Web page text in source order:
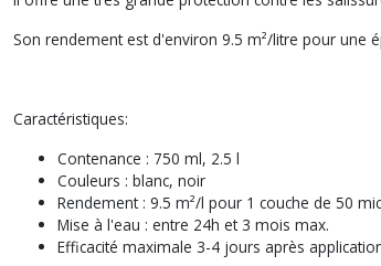
Son rendement est d'environ 9.5 m²/litre pour une
Caractéristiques:
Contenance : 750 ml, 2.5 l
Couleurs : blanc, noir
Rendement : 9.5 m²/l pour 1 couche de 50
Mise à l'eau : entre 24h et 3 mois max.
Efficacité maximale 3-4 jours après